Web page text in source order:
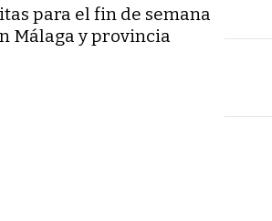
para el fin de semana
Málaga y provincia